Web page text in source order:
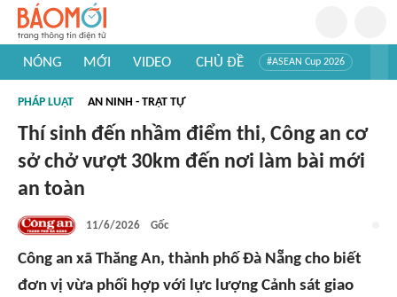
NÓNG MỚI VIDEO CHỦ ĐỀ #ASEAN Cup 2026
#Khám phá thế giới
PHÁP LUẬT AN NINH - TRẬT TỰ
Thí sinh đến nhầm điểm thi, Công an cơ
sở chở vượt 30km đến nơi làm bài mới
an toàn
11/6/2026 Gốc
Công an xã Thăng An, thành phố Đà Nẵng cho biết
đơn vị vừa phối hợp với lực lượng Cảnh sát giao